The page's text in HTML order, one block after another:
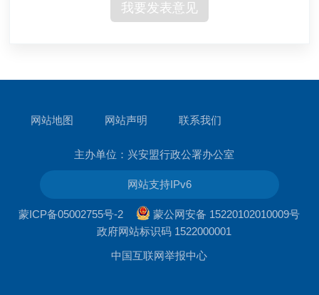
我要发表意见
网站地图 网站声明 联系我们
主办单位：兴安盟行政公署办公室
网站支持IPv6
蒙ICP备05002755号-2
蒙公网安备 15220102010009号
政府网站标识码 1522000001
中国互联网举报中心